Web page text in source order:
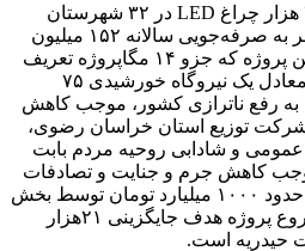
در این پروژه هدف نصب ۲۹۴ هزار چراغ LED در ۳۲ شهرستان
خراسان رضوی است که منجر به صرفه‌جویی سالانه ۱۵۲ میلیون
کیلووات ساعت خواهد شد. این پروژه که جزو ۱۴ مگاپروژه تعریف
شده در شرکت توانیر بوده و معادل یک نیروگاه خورشیدی ۷۵
به رفع ناترازی کشور، موجب کاهش
شرکت توزیع استان خراسان رضوی،
و شادابی روحیه مردم بابت
کاهش جرم و جنایت و تصادفات
خواهد شد و با سرمایه‌گذاری حدود ۱۰۰۰ میلیارد تومان توسط بخش
خصوص انجام می‌شود. در شروع پروژه هدف جایگزینی ۲۱هزار
حیدریه است.